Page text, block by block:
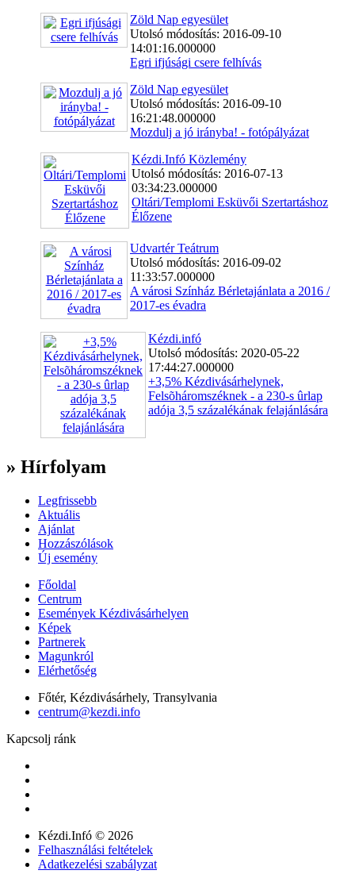
Zöld Nap egyesület
Utolsó módosítás: 2016-09-10
14:01:16.000000
Egri ifjúsági csere felhívás
Zöld Nap egyesület
Utolsó módosítás: 2016-09-10
16:21:48.000000
Mozdulj a jó irányba! - fotópályázat
Kézdi.Infó Közlemény
Utolsó módosítás: 2016-07-13
03:34:23.000000
Oltári/Templomi Esküvői Szertartáshoz
Élőzene
Udvartér Teátrum
Utolsó módosítás: 2016-09-02
11:33:57.000000
A városi Színház Bérletajánlata a 2016 /
2017-es évadra
Kézdi.infó
Utolsó módosítás: 2020-05-22
17:44:27.000000
+3,5% Kézdivásárhelynek,
Felsõháromszéknek - a 230-s ûrlap
adója 3,5 százalékának felajánlására
» Hírfolyam
Legfrissebb
Aktuális
Ajánlat
Hozzászólások
Új esemény
Főoldal
Centrum
Események Kézdivásárhelyen
Képek
Partnerek
Magunkról
Elérhetőség
Főtér, Kézdivásárhely, Transylvania
centrum@kezdi.info
Kapcsolj ránk
Kézdi.Infó © 2026
Felhasználási feltételek
Adatkezelési szabályzat